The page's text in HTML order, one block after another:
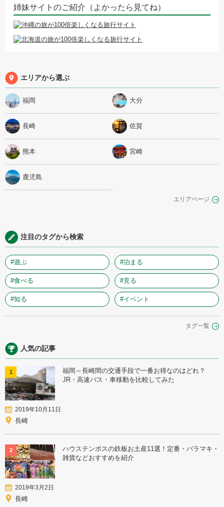
姉妹サイトのご紹介（よかったら見てね）
エリアから選ぶ
福岡 大分
長崎 佐賀
熊本 宮崎
鹿児島
エリアページ
注目のタグから検索
#遊ぶ #泊まる
#食べる #見る
#知る #イベント
タグ一覧
人気の記事
1
福岡～長崎間の交通手段で一番お得なのはどれ？
JR・高速バス・車移動を比較してみた
2019年10月11日
長崎
2
ハウステンボスの鉄板お土産11選！定番・バラマキ・
雑貨などおすすめを紹介
2019年3月2日
長崎